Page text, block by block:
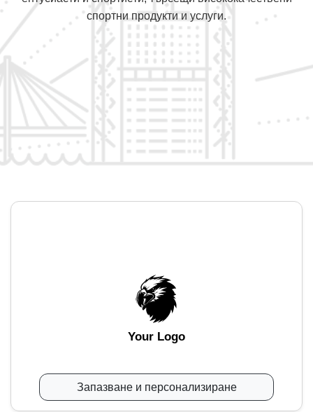
спортни продукти и услуги.
Your Logo
Запазване и персонализиране